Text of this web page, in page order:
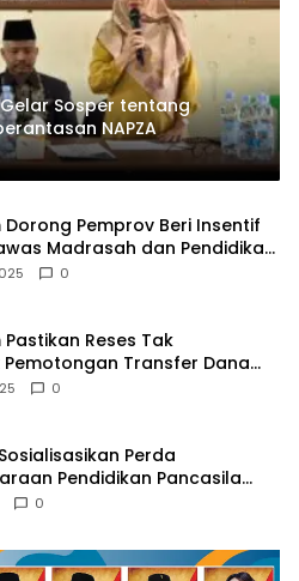
Gelar Sosper tentang
NAPZA
Dorong Pemprov Beri Insentif
Madrasah dan Pendidikan
0
Pastikan Reses Tak
Transfer Dana
0
Perda
Pendidikan Pancasila
Kebangsaan
0